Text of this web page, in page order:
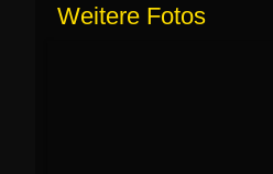
Weitere Fotos